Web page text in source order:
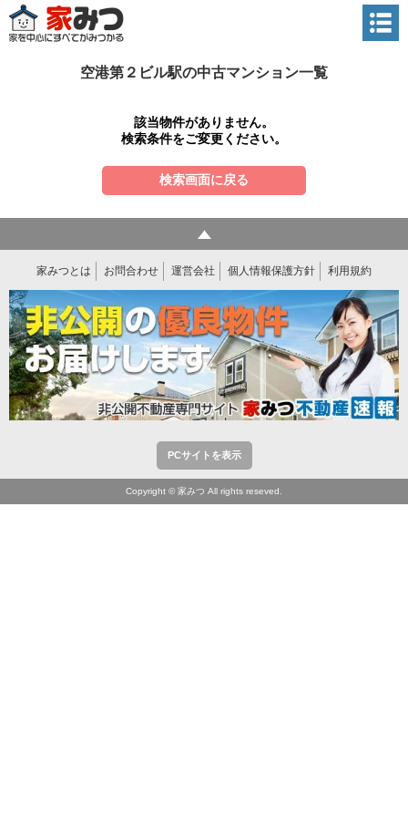
空港第２ビル駅の中古マンション一覧
該当物件がありません。
検索条件をご変更ください。
検索画面に戻る
家みつとは お問合わせ 運営会社 個人情報保護方針 利用規約
PCサイトを表示
Copyright © 家みつ All rights reseved.